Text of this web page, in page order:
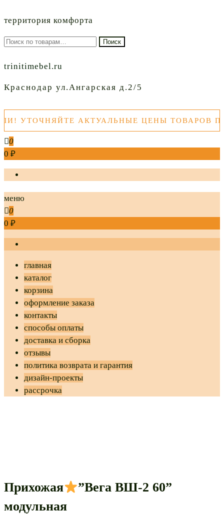
территория комфорта
Искать: Поиск
trinitimebel.ru
Краснодар ул.Ангарская д.2/5
АКТУАЛЬНЫЕ ЦЕНЫ ТОВАРОВ
0
0 ₽
меню
0
0 ₽
главная
каталог
корзина
оформление заказа
контакты
способы оплаты
доставка и сборка
отзывы
политика возврата и гарантия
дизайн-проекты
рассрочка
Прихожая
”Вега ВШ-2 60”
модульная